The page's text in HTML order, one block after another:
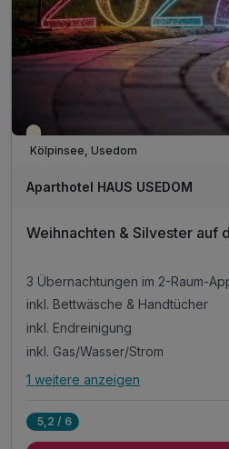
Saisonal verfügbar
Kölpinsee, Usedom
Aparthotel HAUS USEDOM
Weihnachten & Silvester auf
3 Übernachtungen im 2-Raum-
inkl. Bettwäsche & Handtücher
inkl. Endreinigung
inkl. Gas/Wasser/Strom
Alle Inklusivleistungen
1 weitere anzeigen
5,2 / 6